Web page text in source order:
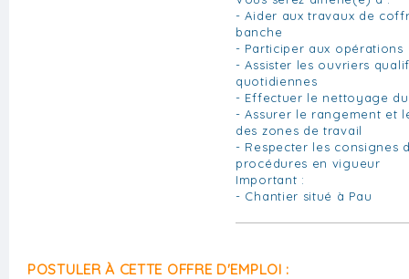
- Aider aux travaux de
banche
- Participer aux
- Assister les ouvriers
quotidiennes
- Effectuer le nettoyage
- Assurer le rangement et
des zones de travail
- Respecter les consignes
procédures en vigueur
Important :
- Chantier situé à Pau
POSTULER À CETTE OFFRE D'EMPLOI :